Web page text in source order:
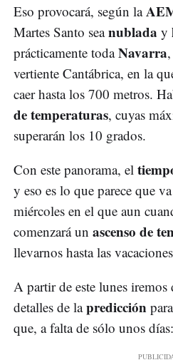
Eso provocará, según la
Martes Santo seanublada y
prácticamente todaNavarra
vertiente Cantábrica, en la
caer hasta los 700 metros.
de temperaturas, cuyas
superarán los 10 grados.
Con este panorama, el
y eso es lo que parece que
miércoles en el que aun
comenzará un ascenso de
llevarnos hasta las
A partir de este lunes
detalles de lapredicción
que, a falta de sólo unos